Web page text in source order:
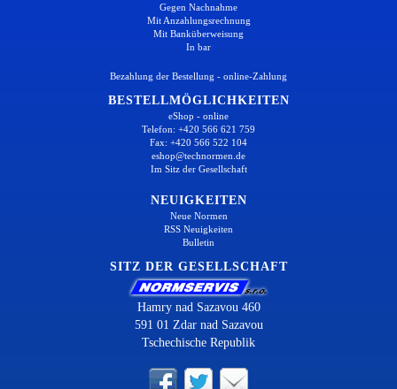
Gegen Nachnahme
Mit Anzahlungsrechnung
Mit Banküberweisung
In bar
Bezahlung der Bestellung - online-Zahlung
BESTELLMÖGLICHKEITEN
eShop - online
Telefon: +420 566 621 759
Fax: +420 566 522 104
eshop@technormen.de
Im Sitz der Gesellschaft
NEUIGKEITEN
Neue Normen
RSS Neuigkeiten
Bulletin
SITZ DER GESELLSCHAFT
Hamry nad Sazavou 460
591 01 Zdar nad Sazavou
Tschechische Republik